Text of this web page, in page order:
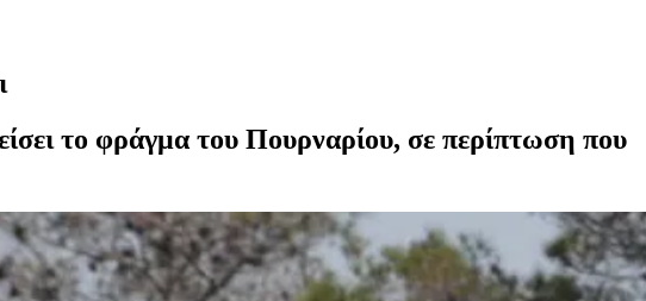
το φράγμα του Πουρναρίου, σε περίπτωση που